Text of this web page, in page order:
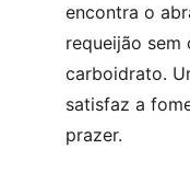
encontra o
requeijão sem
carboidrato.
satisfaz a
prazer.